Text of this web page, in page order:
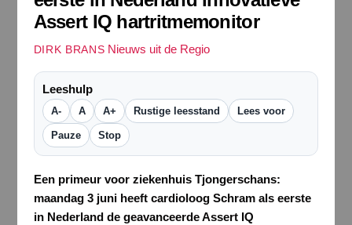
Assert IQ hartritmemonitor
DIRK BRANS Nieuws uit de Regio
Leeshulp
A- A A+ Rustige leesstand Lees voor
Pauze Stop
Een primeur voor ziekenhuis Tjongerschans:
maandag 3 juni heeft cardioloog Schram als eerste
in Nederland de geavanceerde Assert IQ